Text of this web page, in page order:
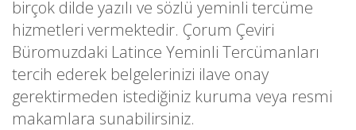
birçok dilde yazılı ve sözlü yeminli tercüme
hizmetleri vermektedir. Çorum Çeviri
Büromuzdaki Latince Yeminli Tercümanları
tercih ederek belgelerinizi ilave onay
gerektirmeden istediğiniz kuruma veya resmi
makamlara sunabilirsiniz.